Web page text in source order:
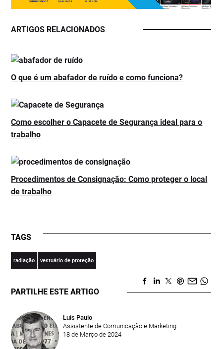
ARTIGOS RELACIONADOS
O que é um abafador de ruído e como funciona?
Como escolher o Capacete de Segurança ideal para o
trabalho
Procedimentos de Consignação: Como proteger o local
de trabalho
TAGS
radiação vestuário de proteção
PARTILHE ESTE ARTIGO
Luís Paulo
Assistente de Comunicação e Marketing
18 de Março de 2024